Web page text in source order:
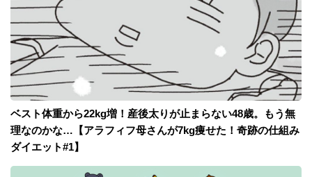
ベスト体重から22kg増！産後太りが止まらない48歳。もう無
理なのかな…【アラフィフ母さんが7kg痩せた！奇跡の仕組み
ダイエット#1】